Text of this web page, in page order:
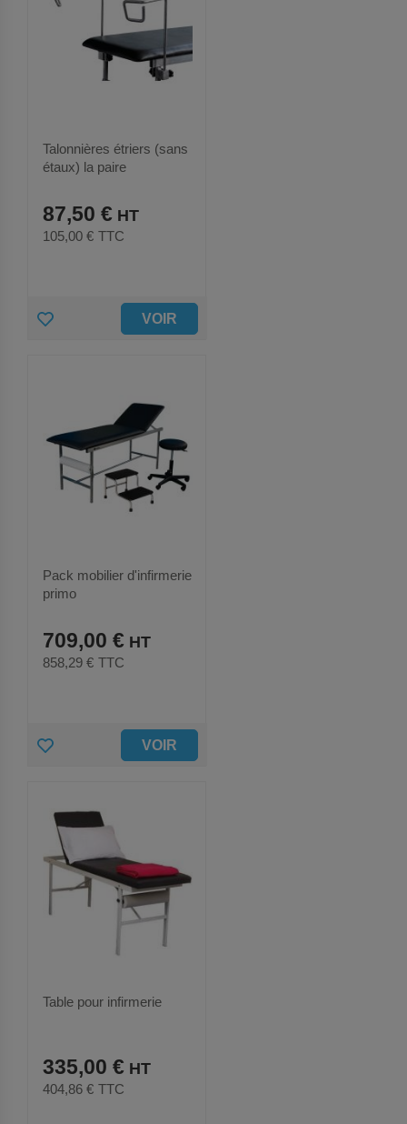
U
F
A
Talonnières étriers (sans
étaux) la paire
87,50 €
105,00 € TTC
A
T
U
F
A
S
VOIR
Pack mobilier d'infirmerie
primo
709,00 €
858,29 € TTC
A
O
U
T
U
F
A
VOIR
Table pour infirmerie
335,00 €
404,86 € TTC